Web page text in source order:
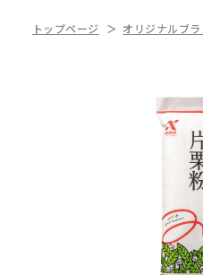
トップページ オリジナルブラ